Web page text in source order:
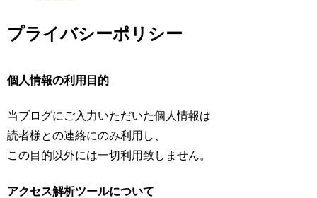
プライバシーポリシー
個人情報の利用目的
当ブログにご入力いただいた個人情報は
読者様との連絡にのみ利用し、
この目的以外には一切利用致しません。
アクセス解析ツールについて